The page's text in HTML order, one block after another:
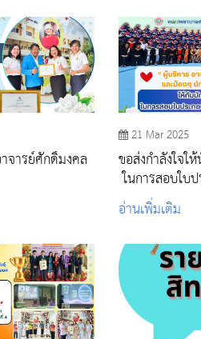
จารย์ศักดิ์มงคล
21 Mar 2025
ขอส่งกำลังใจ
ในการสอบใบ
อ่านเพิ่มเติม